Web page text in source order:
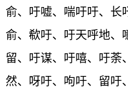
俞、吁嘘、喘吁吁、长
俞、欷吁、吁天呼地、
留、吁谋、吁嘻、吁荼
然、呀吁、呴吁、留吁